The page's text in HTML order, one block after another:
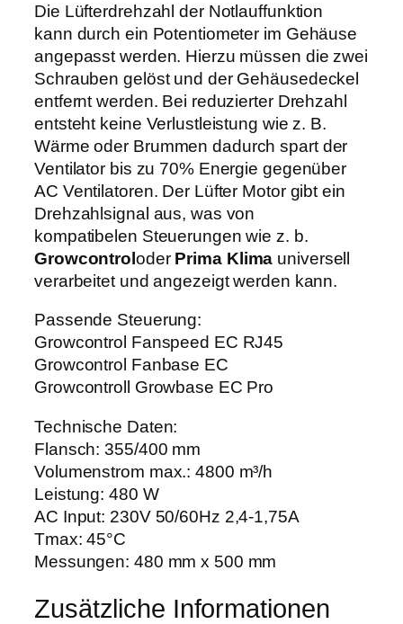
h
3
5
5
/
4
0
0
R
J
E
C
M
n
g
e
Die Lüfterdrehzahl der Notlauffunktion
kann durch ein Potentiometer im Gehäuse
angepasst werden. Hierzu müssen die zwei
Schrauben gelöst und der Gehäusedeckel
entfernt werden. Bei reduzierter Drehzahl
entsteht keine Verlustleistung wie z. B.
Wärme oder Brummen dadurch spart der
Ventilator bis zu 70% Energie gegenüber
AC Ventilatoren. Der Lüfter Motor gibt ein
Drehzahlsignal aus, was von
kompatibelen Steuerungen wie z. b.
GrowcontroloderPrima Klima universell
verarbeitet und angezeigt werden kann.
Passende Steuerung:
Growcontrol Fanspeed EC RJ45
Growcontrol Fanbase EC
Growcontroll Growbase EC Pro
Technische Daten:
Flansch: 355/400 mm
Volumenstrom max.: 4800 m³/h
Leistung: 480 W
AC Input: 230V 50/60Hz 2,4-1,75A
Tmax: 45°C
Messungen: 480 mm x 500 mm
Zusätzliche Informationen